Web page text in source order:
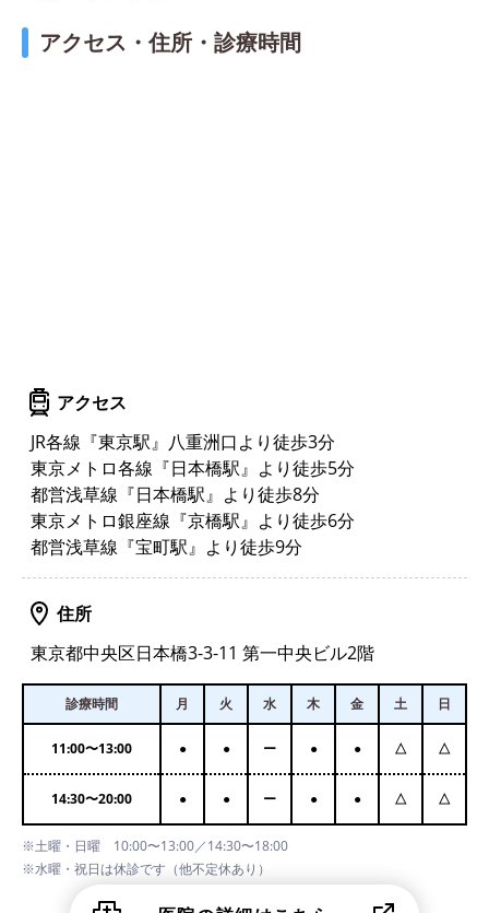
アクセス・住所・診療時間
アクセス
JR各線『東京駅』八重洲口より徒歩3分
東京メトロ各線『日本橋駅』より徒歩5分
都営浅草線『日本橋駅』より徒歩8分
東京メトロ銀座線『京橋駅』より徒歩6分
都営浅草線『宝町駅』より徒歩9分
住所
東京都中央区日本橋3-3-11 第一中央ビル2階
診療時間 月 火 水 木 金 土 日
11:00〜13:00 ● ● ー ● ● △ △
14:30〜20:00 ● ● ー ● ● △ △
※土曜・日曜 10:00〜13:00／14:30〜18:00
※水曜・祝日は休診です（他不定休あり）